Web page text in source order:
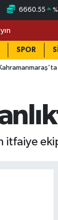
6660.55 %
SPOR
bina çöktü:
itfaiye